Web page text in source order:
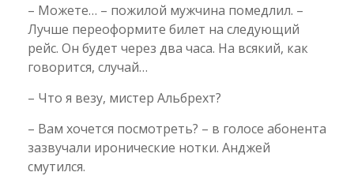
– Можете… – пожилой мужчина помедлил. –
Лучше переоформите билет на следующий
рейс. Он будет через два часа. На всякий, как
говорится, случай…
– Что я везу, мистер Альбрехт?
– Вам хочется посмотреть? – в голосе абонента
зазвучали иронические нотки. Анджей
смутился.